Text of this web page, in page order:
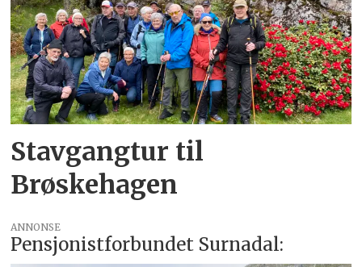
Stavgangtur til
Brøskehagen
ANNONSE
Pensjonistforbundet Surnadal: